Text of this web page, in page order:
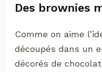
Des brownies
Comme on aime
découpés dans un
décorés de